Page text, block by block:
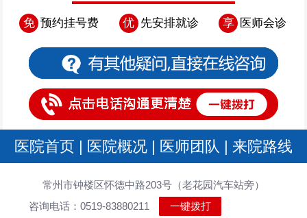
免 预约挂号费 优 先安排就诊 享 医师会诊
医院首页 | 医院概况 | 医师团队 | 来院路线
常州市钟楼区怀德中路203号（老花园汽车站旁）
咨询电话：0519-83880211
一键拨打